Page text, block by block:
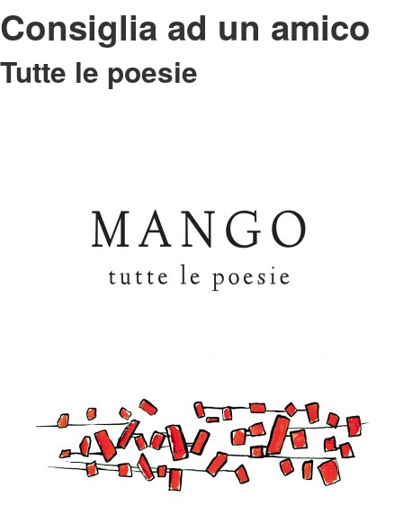
Consiglia ad un amico
Tutte le poesie